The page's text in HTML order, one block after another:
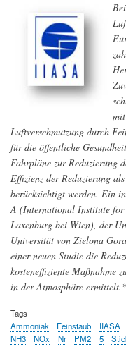
Luftverschmutzung durch
für die öffentliche
Fahrpläne zur Reduzierung
Effizienz der Reduzierung
berücksichtigt werden. Ein
A (International Institute for
Laxenburg bei Wien), der
Universität von Zielona
einer neuen Studie die
kosteneffiziente Maßnahme
in der Atmosphäre ermittelt.*
Tags
Ammoniak
Feinstaub IIASA
NH3
NOx Nr PM2 5